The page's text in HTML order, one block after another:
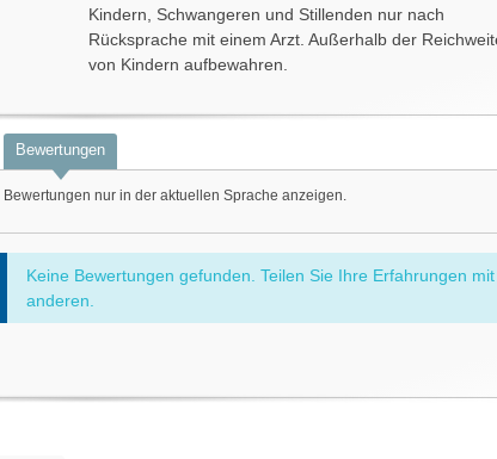
Kindern, Schwangeren und Stillenden nur nach
Rücksprache mit einem Arzt. Außerhalb der
von Kindern aufbewahren.
Bewertungen
Bewertungen nur in der aktuellen Sprache anzeigen.
Keine Bewertungen gefunden. Teilen Sie Ihre Erfahrungen mit
anderen.